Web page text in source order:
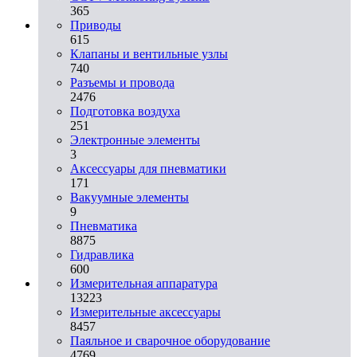
365
Приводы
615
Клапаны и вентильные узлы
740
Разъемы и провода
2476
Подготовка воздуха
251
Электронные элементы
3
Аксессуары для пневматики
171
Вакуумные элементы
9
Пневматика
8875
Гидравлика
600
Измерительная аппаратура
13223
Измерительные аксессуары
8457
Паяльное и сварочное оборудование